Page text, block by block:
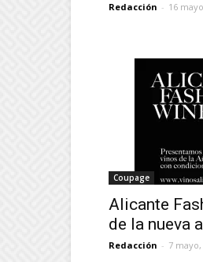
Redacción - 16
Coupage
Alicante
de la nueva
Redacción - 7 mayo,